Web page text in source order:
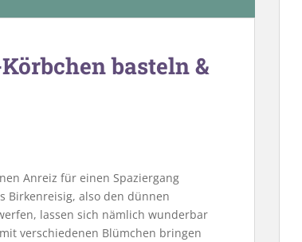
basteln &
Anreiz für einen Spaziergang
Birkenreisig, also den dünnen
lassen sich nämlich wunderbar
verschiedenen Blümchen bringen